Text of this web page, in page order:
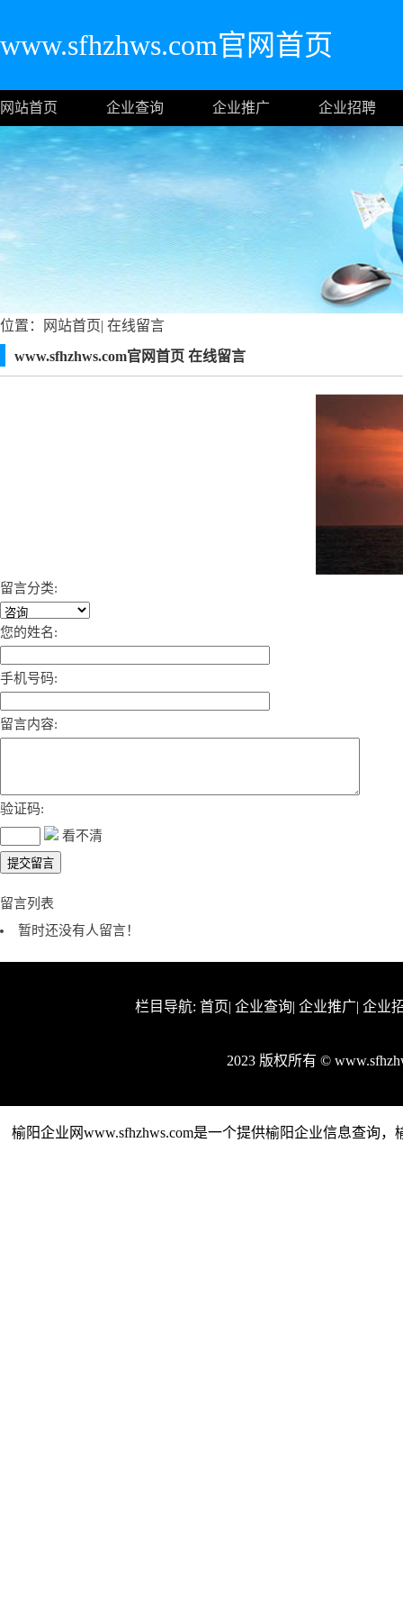
www.sfhzhws.com官网首页
网站首页 企业查询 企业推广 企业招聘
位置： 网站首页| 在线留言
www.sfhzhws.com官网首页 在线留言
留言分类:
您的姓名:
手机号码:
留言内容:
验证码:
看不清
留言列表
暂时还没有人留言！
栏目导航: 首页| 企业查询| 企业推广| 企业
2023 版权所有 ©
榆阳企业网www.sfhzhws.com是一个提供榆阳企业信息查询